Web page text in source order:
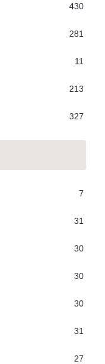
430
281
11
213
327
7
31
30
30
30
31
27